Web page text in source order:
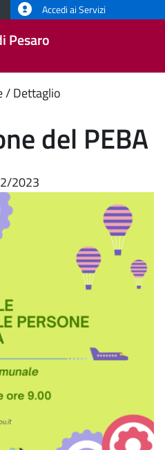
Accedi ai Servizi
Pesaro
Dettaglio
del PEBA
2023